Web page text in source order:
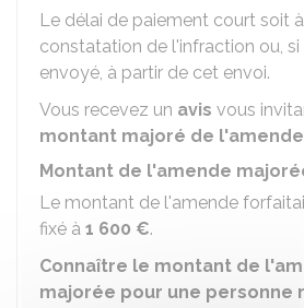
Le délai de paiement court soit
constatation de l'infraction ou, si
envoyé, à partir de cet envoi.
Vous recevez un avis vous
montant majoré de
Montant de l'amende
Le montant de l'amende
fixé à 1 600 €.
Connaître le montant de
majorée pour une personne